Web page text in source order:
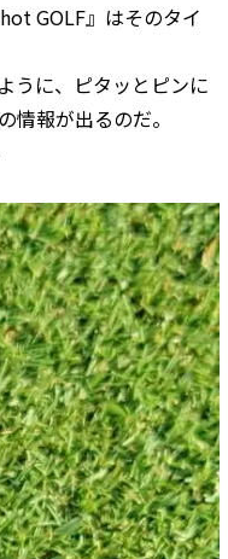
GOLF』はそのタイ
うに、ピタッとピンに
報が出るのだ。